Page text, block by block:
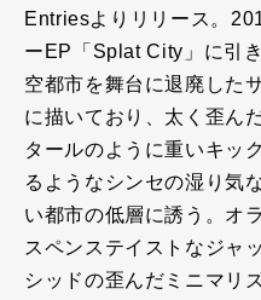
Entriesよりリリース。
ーEP「Splat City」に引
空都市を舞台に退廃した
に描いており、太く歪ん
タールのように重いキッ
るようなシンセの湿り気
い都市の低層に誘う。オ
スペンステイストなジャ
シッドの歪んだミニマリ